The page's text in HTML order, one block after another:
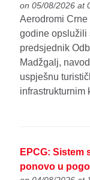
on 05/08/2026 at
Aerodromi
godine opslužili
predsjednik
Madžgalj,
uspješnu
infrastrukturnim
EPCG: Sistem
ponovo u